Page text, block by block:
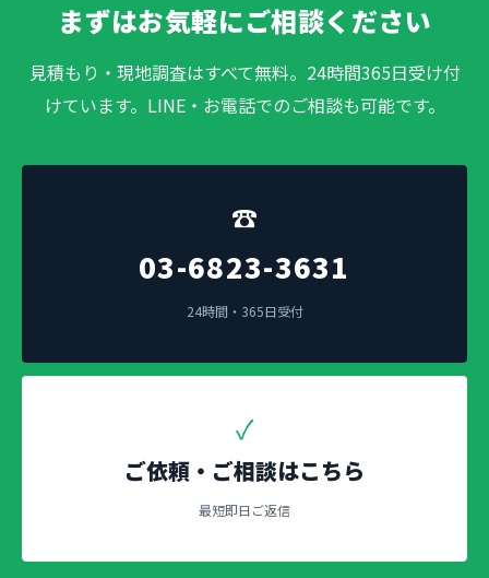
まずはお気軽にご相談ください
見積もり・現地調査はすべて無料。24時間365日受け付
けています。LINE・お電話でのご相談も可能です。
☎
03-6823-3631
24時間・365日受付
✓
ご依頼・ご相談はこちら
最短即日ご返信